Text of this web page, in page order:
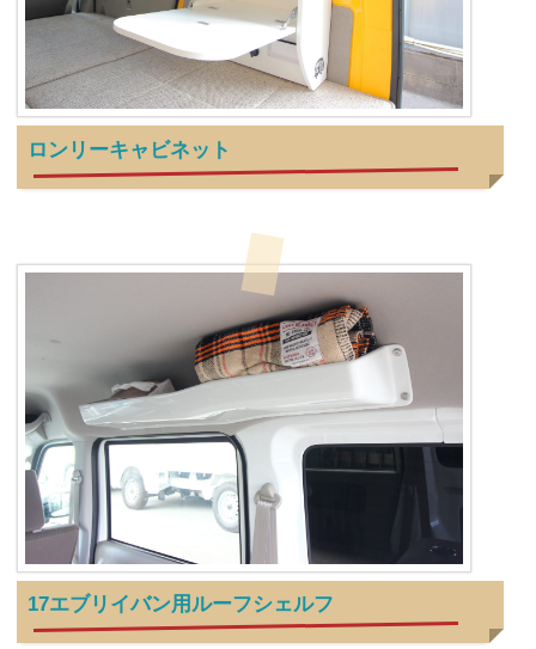
ロンリーキャビネット
17エブリイバン用ルーフシェルフ